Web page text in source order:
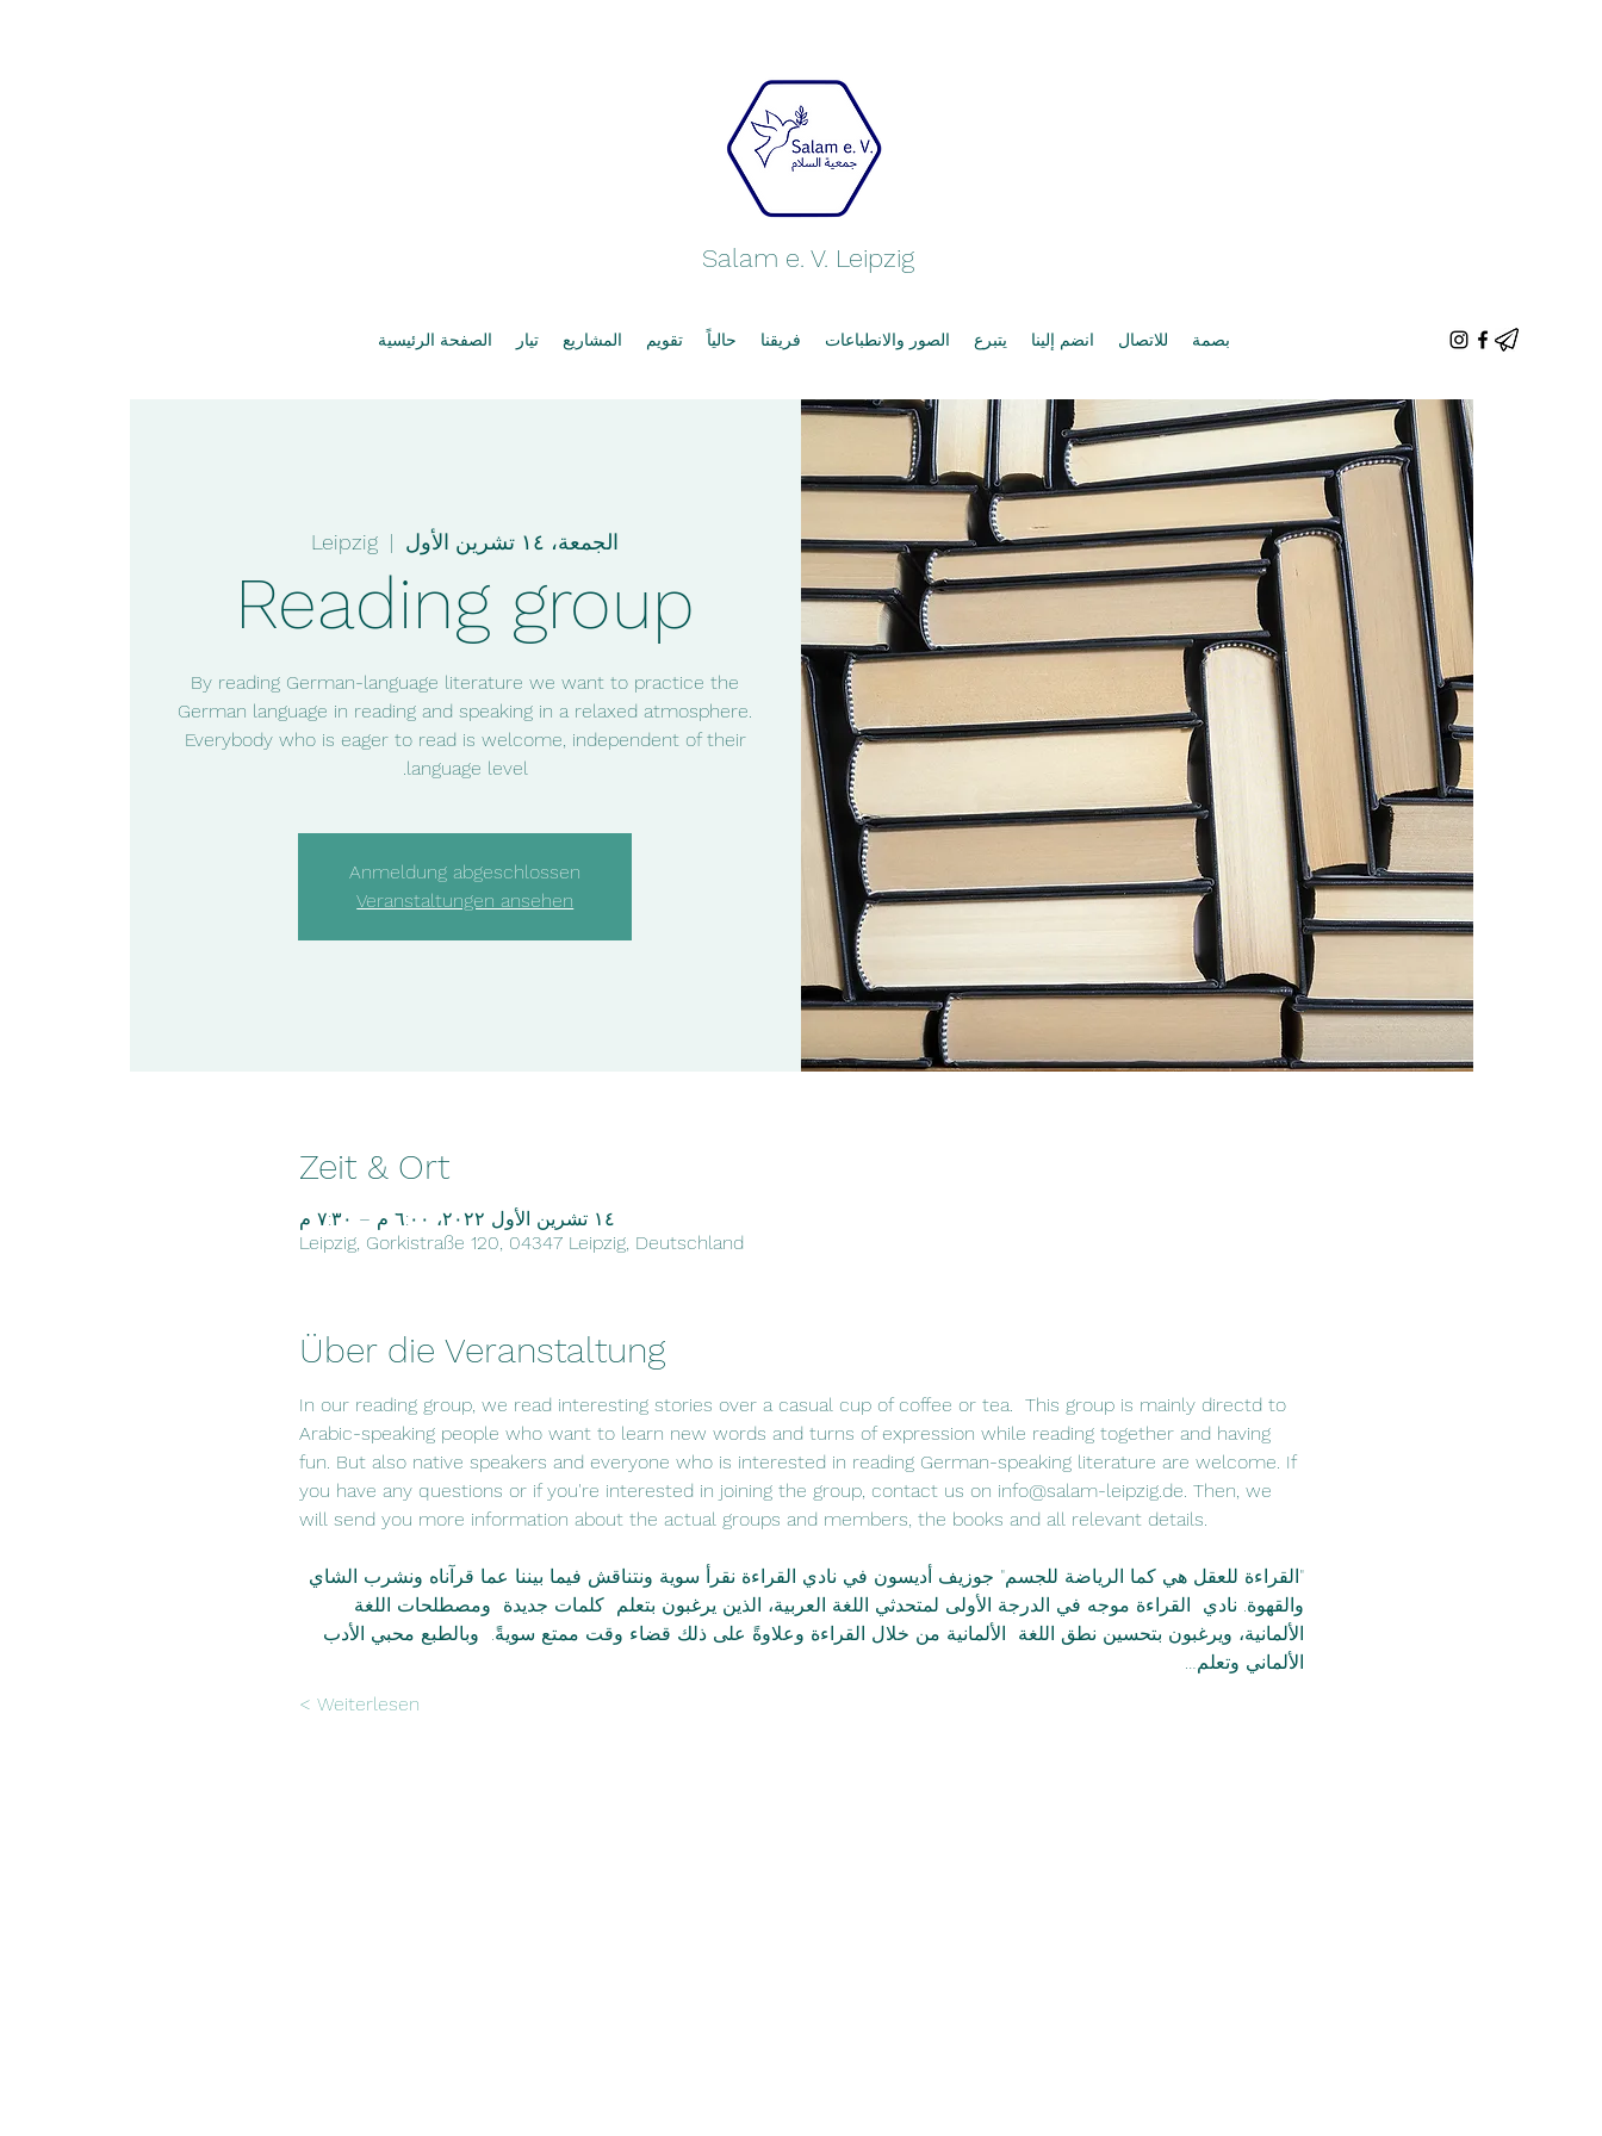
Salam e. V. Leipzig
الصفحة الرئيسية تيار المشاريع تقويم حالياً فريقنا الصور والانطباعات يتبرع انضم إلينا للاتصال بصمة
الجمعة، ١٤ تشرين الأول
  |
Leipzig
Reading group
By reading German-language literature we want to practice the
German language in reading and speaking in a relaxed atmosphere.
Everybody who is eager to read is welcome, independent of their
language level.
Anmeldung abgeschlossen
Veranstaltungen ansehen
Zeit & Ort
١٤ تشرين الأول ٢٠٢٢، ٦:٠٠ م – ٧:٣٠ م
Leipzig, Gorkistraße 120, 04347 Leipzig, Deutschland
Über die Veranstaltung
In our reading group, we read interesting stories over a casual cup of coffee or tea.  This group is mainly directd to
Arabic-speaking people who want to learn new words and turns of expression while reading together and having
fun. But also native speakers and everyone who is interested in reading German-speaking literature are welcome. If
you have any questions or if you're interested in joining the group, contact us on info@salam-leipzig.de. Then, we
will send you more information about the actual groups and members, the books and all relevant details.
"القراءة للعقل هي كما الرياضة للجسم" جوزيف أديسون في نادي القراءة نقرأ سوية ونتناقش فيما بيننا عما قرآناه ونشرب الشاي
والقهوة. نادي  القراءة موجه في الدرجة الأولى لمتحدثي اللغة العربية، الذين يرغبون بتعلم  كلمات جديدة  ومصطلحات اللغة
الألمانية، ويرغبون بتحسين نطق اللغة  الألمانية من خلال القراءة وعلاوةً على ذلك قضاء وقت ممتع سويةً.  وبالطبع محبي الأدب
الألماني وتعلم…
Weiterlesen >